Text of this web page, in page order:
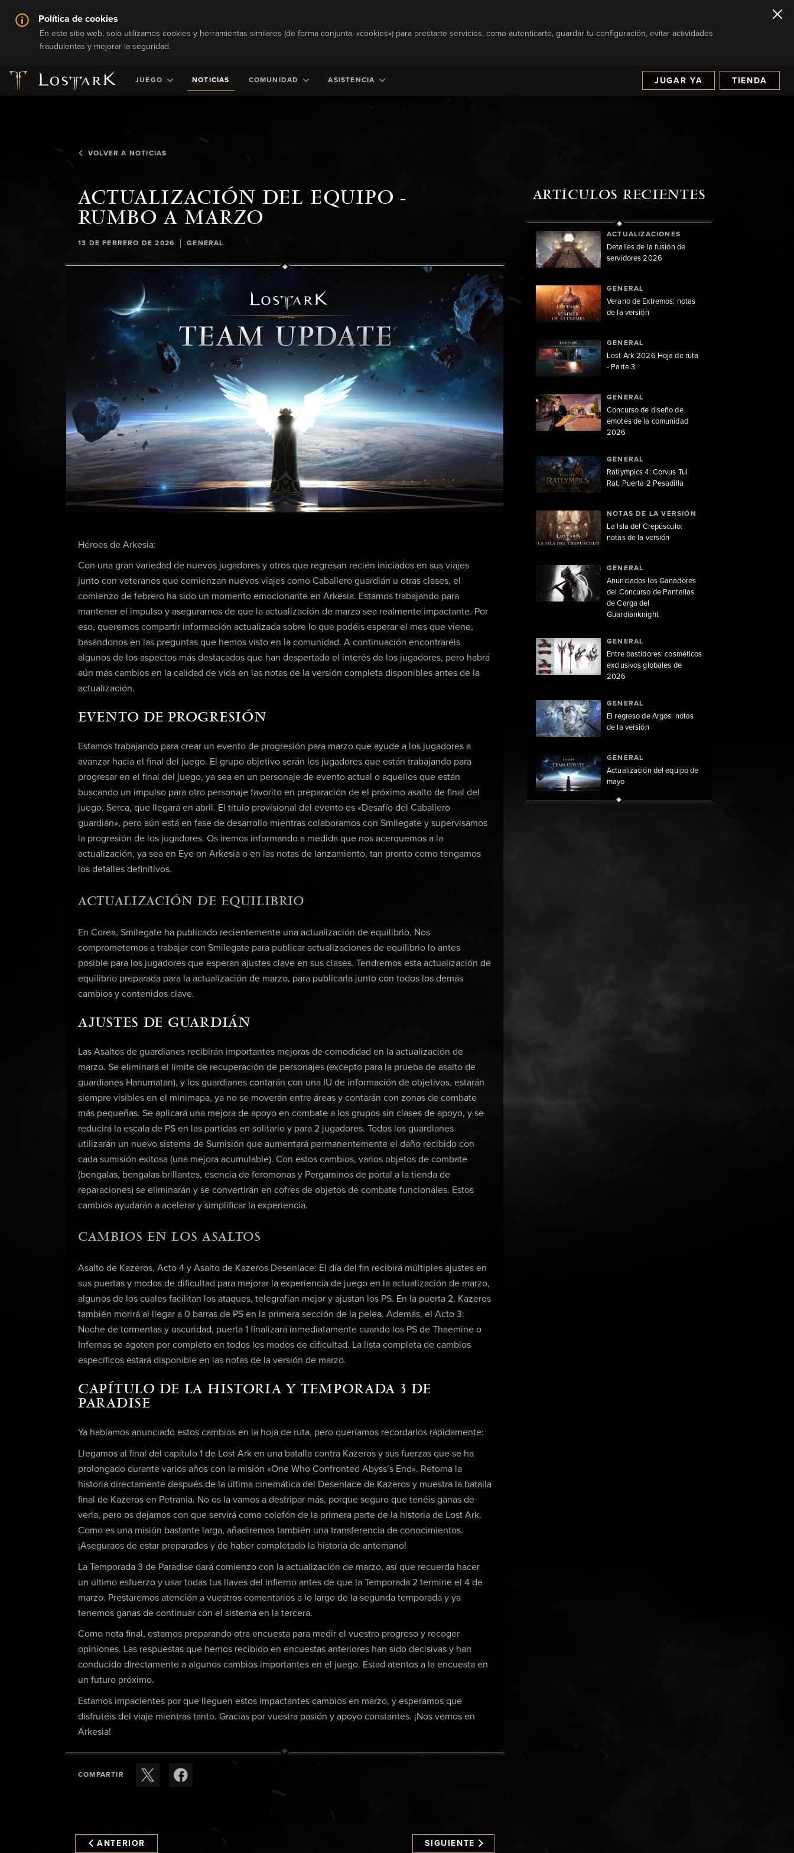
Política de cookies
En este sitio web, solo utilizamos cookies y herramientas similares (de forma conjunta, «cookies») para prestarte servicios, como autenticarte, guardar tu configuración, evitar actividades
fraudulentas y mejorar la seguridad.
JUEGO NOTICIAS COMUNIDAD ASISTENCIA JUGAR YA TIENDA
VOLVER A NOTICIAS
ACTUALIZACIÓN DEL EQUIPO -
RUMBO A MARZO
13 DE FEBRERO DE 2026 | GENERAL
Héroes de Arkesia:
Con una gran variedad de nuevos jugadores y otros que regresan recién iniciados en sus viajes
junto con veteranos que comienzan nuevos viajes como Caballero guardián u otras clases, el
comienzo de febrero ha sido un momento emocionante en Arkesia. Estamos trabajando para
mantener el impulso y asegurarnos de que la actualización de marzo sea realmente impactante. Por
eso, queremos compartir información actualizada sobre lo que podéis esperar el mes que viene,
basándonos en las preguntas que hemos visto en la comunidad. A continuación encontraréis
algunos de los aspectos más destacados que han despertado el interés de los jugadores, pero habrá
aún más cambios en la calidad de vida en las notas de la versión completa disponibles antes de la
actualización.
EVENTO DE PROGRESIÓN
Estamos trabajando para crear un evento de progresión para marzo que ayude a los jugadores a
avanzar hacia el final del juego. El grupo objetivo serán los jugadores que están trabajando para
progresar en el final del juego, ya sea en un personaje de evento actual o aquellos que están
buscando un impulso para otro personaje favorito en preparación de el próximo asalto de final del
juego, Serca, que llegará en abril. El título provisional del evento es «Desafío del Caballero
guardián», pero aún está en fase de desarrollo mientras colaboramos con Smilegate y supervisamos
la progresión de los jugadores. Os iremos informando a medida que nos acerquemos a la
actualización, ya sea en Eye on Arkesia o en las notas de lanzamiento, tan pronto como tengamos
los detalles definitivos.
ACTUALIZACIÓN DE EQUILIBRIO
En Corea, Smilegate ha publicado recientemente una actualización de equilibrio. Nos
comprometemos a trabajar con Smilegate para publicar actualizaciones de equilibrio lo antes
posible para los jugadores que esperan ajustes clave en sus clases. Tendremos esta actualización de
equilibrio preparada para la actualización de marzo, para publicarla junto con todos los demás
cambios y contenidos clave.
AJUSTES DE GUARDIÁN
Las Asaltos de guardianes recibirán importantes mejoras de comodidad en la actualización de
marzo. Se eliminará el límite de recuperación de personajes (excepto para la prueba de asalto de
guardianes Hanumatan), y los guardianes contarán con una IU de información de objetivos, estarán
siempre visibles en el minimapa, ya no se moverán entre áreas y contarán con zonas de combate
más pequeñas. Se aplicará una mejora de apoyo en combate a los grupos sin clases de apoyo, y se
reducirá la escala de PS en las partidas en solitario y para 2 jugadores. Todos los guardianes
utilizarán un nuevo sistema de Sumisión que aumentará permanentemente el daño recibido con
cada sumisión exitosa (una mejora acumulable). Con estos cambios, varios objetos de combate
(bengalas, bengalas brillantes, esencia de feromonas y Pergaminos de portal a la tienda de
reparaciones) se eliminarán y se convertirán en cofres de objetos de combate funcionales. Estos
cambios ayudarán a acelerar y simplificar la experiencia.
CAMBIOS EN LOS ASALTOS
Asalto de Kazeros, Acto 4 y Asalto de Kazeros Desenlace: El día del fin recibirá múltiples ajustes en
sus puertas y modos de dificultad para mejorar la experiencia de juego en la actualización de marzo,
algunos de los cuales facilitan los ataques, telegrafían mejor y ajustan los PS. En la puerta 2, Kazeros
también morirá al llegar a 0 barras de PS en la primera sección de la pelea. Además, el Acto 3:
Noche de tormentas y oscuridad, puerta 1 finalizará inmediatamente cuando los PS de Thaemine o
Infernas se agoten por completo en todos los modos de dificultad. La lista completa de cambios
específicos estará disponible en las notas de la versión de marzo.
CAPÍTULO DE LA HISTORIA Y TEMPORADA 3 DE
PARADISE
Ya habíamos anunciado estos cambios en la hoja de ruta, pero queríamos recordarlos rápidamente:
Llegamos al final del capítulo 1 de Lost Ark en una batalla contra Kazeros y sus fuerzas que se ha
prolongado durante varios años con la misión «One Who Confronted Abyss’s End». Retoma la
historia directamente después de la última cinemática del Desenlace de Kazeros y muestra la batalla
final de Kazeros en Petrania. No os la vamos a destripar más, porque seguro que tenéis ganas de
verla, pero os dejamos con que servirá como colofón de la primera parte de la historia de Lost Ark.
Como es una misión bastante larga, añadiremos también una transferencia de conocimientos.
¡Aseguraos de estar preparados y de haber completado la historia de antemano!
La Temporada 3 de Paradise dará comienzo con la actualización de marzo, así que recuerda hacer
un último esfuerzo y usar todas tus llaves del infierno antes de que la Temporada 2 termine el 4 de
marzo. Prestaremos atención a vuestros comentarios a lo largo de la segunda temporada y ya
tenemos ganas de continuar con el sistema en la tercera.
Como nota final, estamos preparando otra encuesta para medir el vuestro progreso y recoger
opiniones. Las respuestas que hemos recibido en encuestas anteriores han sido decisivas y han
conducido directamente a algunos cambios importantes en el juego. Estad atentos a la encuesta en
un futuro próximo.
Estamos impacientes por que lleguen estos impactantes cambios en marzo, y esperamos que
disfrutéis del viaje mientras tanto. Gracias por vuestra pasión y apoyo constantes. ¡Nos vemos en
Arkesia!
COMPARTIR
ANTERIOR SIGUIENTE
ARTÍCULOS RECIENTES
ACTUALIZACIONES
Detalles de la fusión de
servidores 2026
GENERAL
Verano de Extremos: notas
de la versión
GENERAL
Lost Ark 2026 Hoja de ruta
- Parte 3
GENERAL
Concurso de diseño de
emotes de la comunidad
2026
GENERAL
Ratlympics 4: Corvus Tul
Rat, Puerta 2 Pesadilla
NOTAS DE LA VERSIÓN
La Isla del Crepúsculo:
notas de la versión
GENERAL
Anunciados los Ganadores
del Concurso de Pantallas
de Carga del
Guardianknight
GENERAL
Entre bastidores: cosméticos
exclusivos globales de
2026
GENERAL
El regreso de Argos: notas
de la versión
GENERAL
Actualización del equipo de
mayo